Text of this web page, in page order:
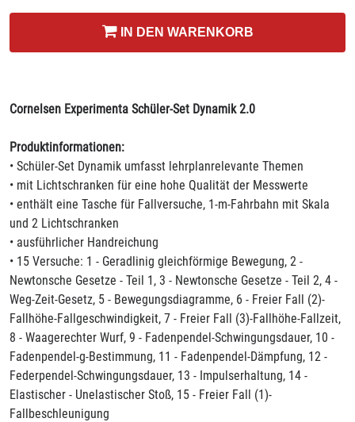
IN DEN WARENKORB
Cornelsen Experimenta Schüler-Set Dynamik 2.0
Produktinformationen:
• Schüler-Set Dynamik umfasst lehrplanrelevante Themen
• mit Lichtschranken für eine hohe Qualität der Messwerte
• enthält eine Tasche für Fallversuche, 1-m-Fahrbahn mit Skala
und 2 Lichtschranken
• ausführlicher Handreichung
• 15 Versuche: 1 - Geradlinig gleichförmige Bewegung, 2 -
Newtonsche Gesetze - Teil 1, 3 - Newtonsche Gesetze - Teil 2, 4 -
Weg-Zeit-Gesetz, 5 - Bewegungsdiagramme, 6 - Freier Fall (2)-
Fallhöhe-Fallgeschwindigkeit, 7 - Freier Fall (3)-Fallhöhe-Fallzeit,
8 - Waagerechter Wurf, 9 - Fadenpendel-Schwingungsdauer, 10 -
Fadenpendel-g-Bestimmung, 11 - Fadenpendel-Dämpfung, 12 -
Federpendel-Schwingungsdauer, 13 - Impulserhaltung, 14 -
Elastischer - Unelastischer Stoß, 15 - Freier Fall (1)-
Fallbeschleunigung